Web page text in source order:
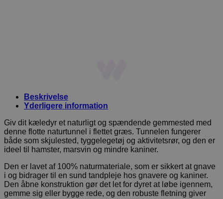
Beskrivelse
Yderligere information
Giv dit kæledyr et naturligt og spændende gemmested med
denne flotte naturtunnel i flettet græs. Tunnelen fungerer
både som skjulested, tyggelegetøj og aktivitetsrør, og den er
ideel til hamster, marsvin og mindre kaniner.
Den er lavet af 100% naturmateriale, som er sikkert at gnave
i og bidrager til en sund tandpleje hos gnavere og kaniner.
Den åbne konstruktion gør det let for dyret at løbe igennem,
gemme sig eller bygge rede, og den robuste fletning giver